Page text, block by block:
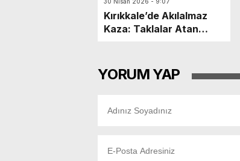
Kırıkkale’de Akılalmaz
Kaza: Taklalar Atan
Dakikalarca Dil Döktü!
YORUM YAP